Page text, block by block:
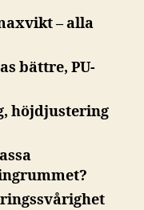
– alla
bättre, PU-
höjdjustering